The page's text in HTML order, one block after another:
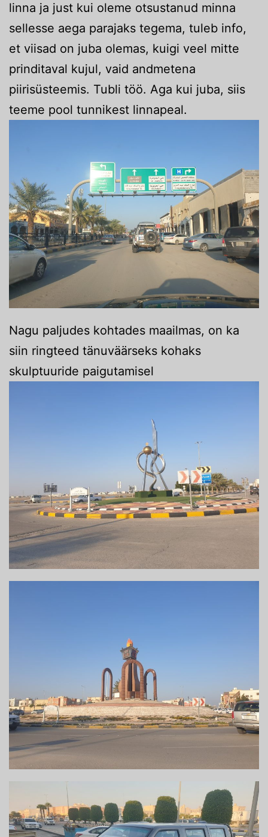
linna ja just kui oleme otsustanud minna
sellesse aega parajaks tegema, tuleb info,
et viisad on juba olemas, kuigi veel mitte
prinditaval kujul, vaid andmetena
piirisüsteemis. Tubli töö. Aga kui juba, siis
teeme pool tunnikest linnapeal.
Nagu paljudes kohtades maailmas, on ka
siin ringteed tänuväärseks kohaks
skulptuuride paigutamisel